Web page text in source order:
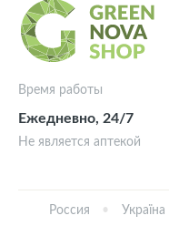
Время работы
Ежедневно, 24/7
Не является аптекой
Россия Україна